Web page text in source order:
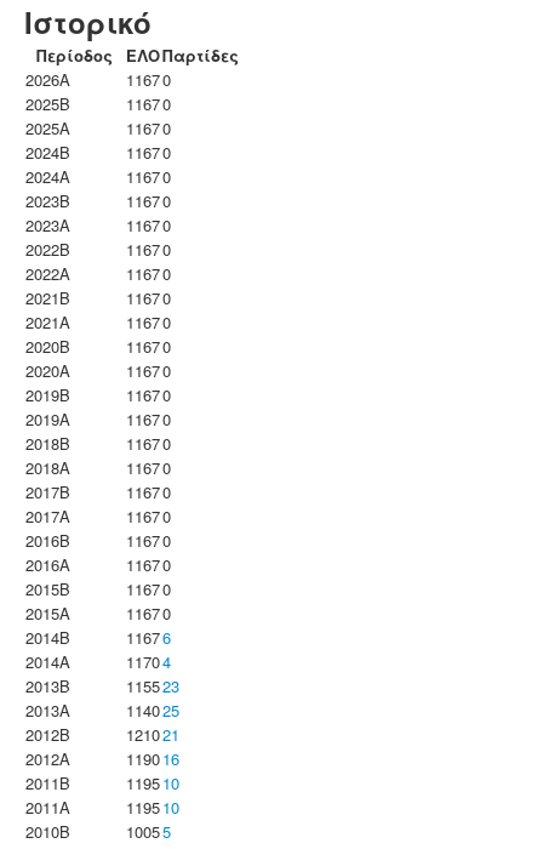
Ιστορικό
Περίοδος ΕΛΟΠαρτίδες
2026A
11670
2025B
11670
2025A
11670
2024B
11670
2024A
11670
2023B
11670
2023Α
11670
2022B
11670
2022A
11670
2021B
11670
2021A
11670
2020B
11670
2020A
11670
2019B
11670
2019A
11670
2018B
11670
2018A
11670
2017B
11670
2017A
11670
2016B
11670
2016A
11670
2015B
11670
2015A
11670
2014B
11676
2014A
11704
2013B
115523
2013A
114025
2012B
121021
2012A
119016
2011B
119510
2011A
119510
2010B
10055